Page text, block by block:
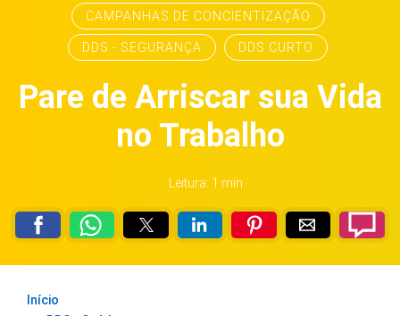
CAMPANHAS DE CONCIENTIZAÇÃO
DDS - SEGURANÇA DDS CURTO
Pare de Arriscar sua Vida
no Trabalho
Leitura: 1 min
Início